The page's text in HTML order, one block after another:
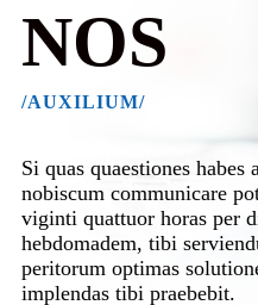
NOS
/AUXILIUM/
Si quas quaestiones
nobiscum communicare
viginti quattuor horas per
hebdomadem, tibi
peritorum optimas
implendas tibi praebebit.